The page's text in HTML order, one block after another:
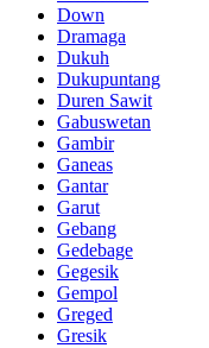
Down
Dramaga
Dukuh
Dukupuntang
Duren Sawit
Gabuswetan
Gambir
Ganeas
Gantar
Garut
Gebang
Gedebage
Gegesik
Gempol
Greged
Gresik